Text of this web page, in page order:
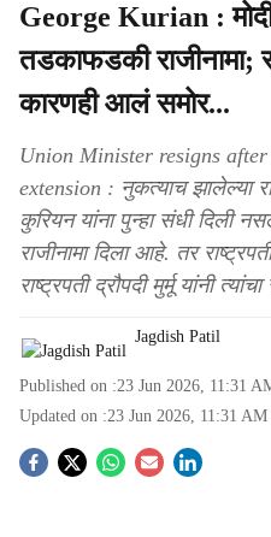
George Kurian : मोदी
तडकाफडकी राजीनामा;
कारणही आलं समोर...
Union Minister resigns
extension : नुकत्याच झालेल्या
कुरियन यांना पुन्हा संधी दिली
राजीनामा दिला आहे. तर
राष्ट्रपती द्रौपदी मुर्मू यांनी
Jagdish Patil
Published on :23 Jun 2026, 11:31
Updated on :23 Jun 2026, 11:31 AM
S